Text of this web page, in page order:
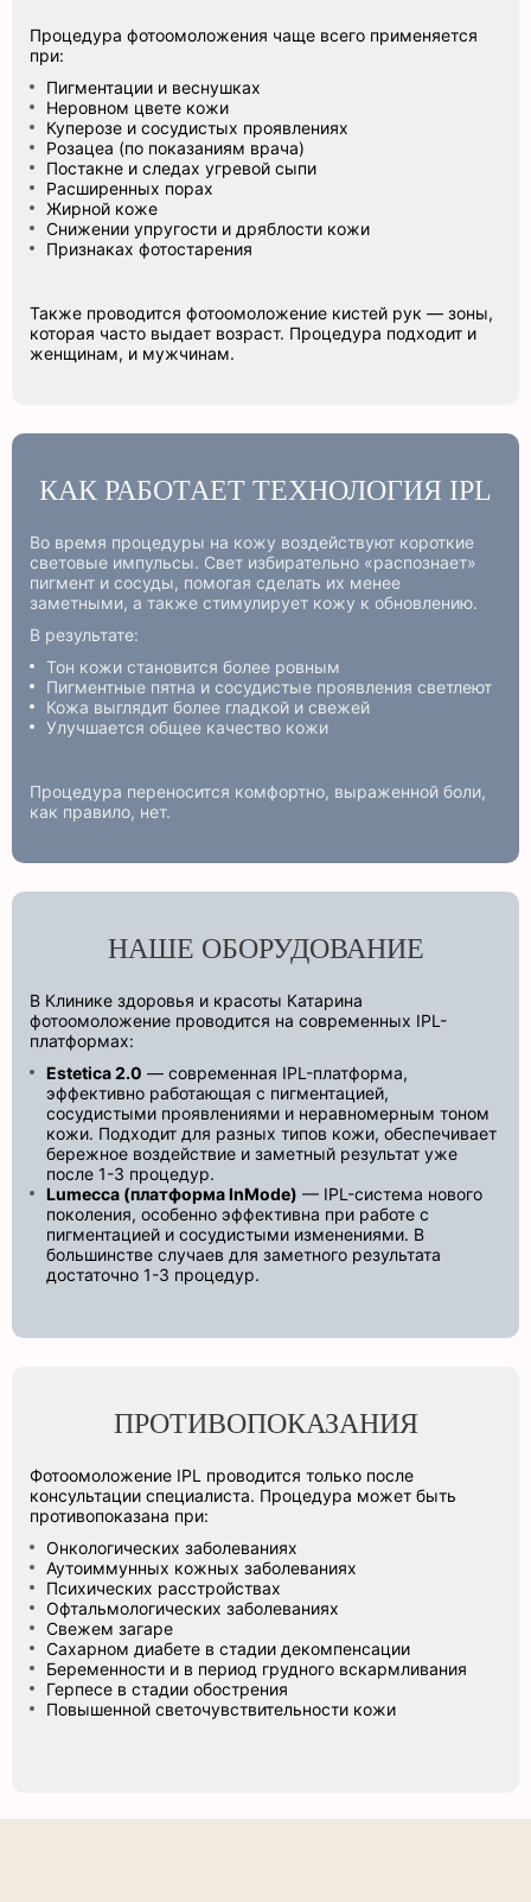
Процедура фотоомоложения чаще всего применяется
при:
Пигментации и веснушках
Неровном цвете кожи
Куперозе и сосудистых проявлениях
Розацеа (по показаниям врача)
Постакне и следах угревой сыпи
Расширенных порах
Жирной коже
Снижении упругости и дряблости кожи
Признаках фотостарения
Также проводится фотоомоложение кистей рук — зоны,
которая часто выдает возраст. Процедура подходит и
женщинам, и мужчинам.
КАК РАБОТАЕТ ТЕХНОЛОГИЯ IPL
Во время процедуры на кожу воздействуют короткие
световые импульсы. Свет избирательно «распознает»
пигмент и сосуды, помогая сделать их менее
заметными, а также стимулирует кожу к обновлению.
В результате:
Тон кожи становится более ровным
Пигментные пятна и сосудистые проявления светлеют
Кожа выглядит более гладкой и свежей
Улучшается общее качество кожи
Процедура переносится комфортно, выраженной боли,
как правило, нет.
НАШЕ ОБОРУДОВАНИЕ
В Клинике здоровья и красоты Катарина
фотоомоложение проводится на современных IPL-
платформах:
Estetica 2.0 — современная IPL-платформа,
эффективно работающая с пигментацией,
сосудистыми проявлениями и неравномерным тоном
кожи. Подходит для разных типов кожи, обеспечивает
бережное воздействие и заметный результат уже
после 1-3 процедур.
Lumecca (платформа InMode) — IPL-система нового
поколения, особенно эффективна при работе с
пигментацией и сосудистыми изменениями. В
большинстве случаев для заметного результата
достаточно 1-3 процедур.
ПРОТИВОПОКАЗАНИЯ
Фотоомоложение IPL проводится только после
консультации специалиста. Процедура может быть
противопоказана при:
Онкологических заболеваниях
Аутоиммунных кожных заболеваниях
Психических расстройствах
Офтальмологических заболеваниях
Свежем загаре
Сахарном диабете в стадии декомпенсации
Беременности и в период грудного вскармливания
Герпесе в стадии обострения
Повышенной светочувствительности кожи